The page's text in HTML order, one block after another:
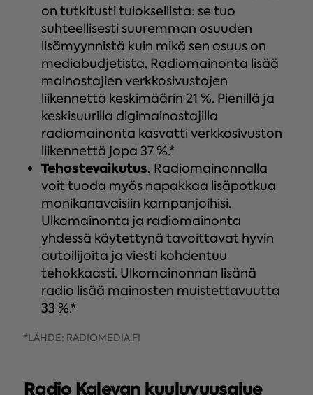
on tutkitusti tuloksellista: se tuo
suhteellisesti suuremman osuuden
lisämyynnistä kuin mikä sen osuus on
mediabudjetista. Radiomainonta lisää
mainostajien verkkosivustojen
liikennettä keskimäärin 21 %. Pienillä ja
keskisuurilla digimainostajilla
radiomainonta kasvatti verkkosivuston
liikennettä jopa 37 %.*
Tehostevaikutus. Radiomainonnalla
voit tuoda myös napakkaa lisäpotkua
monikanavaisiin kampanjoihisi.
Ulkomainonta ja radiomainonta
yhdessä käytettynä tavoittavat hyvin
autoilijoita ja viesti kohdentuu
tehokkaasti. Ulkomainonnan lisänä
radio lisää mainosten muistettavuutta
33 %.*
*LÄHDE: RADIOMEDIA.FI
Radio Kalevan kuuluvuusalue